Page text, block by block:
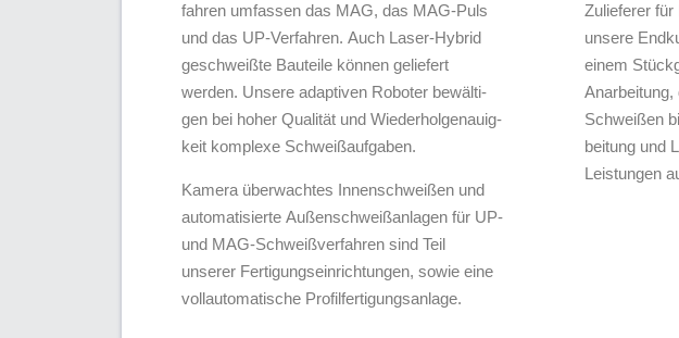
fahren umfassen das MAG, das MAG-Puls
und das UP-Verfahren. Auch Laser-Hybrid
ge­schweiß­te Bauteile können geliefert
werden. Unsere adaptiven Roboter be­wäl­ti­
gen bei hoher Qualität und Wieder­hol­ge­nau­ig­
keit komplexe Schweißaufgaben.
Kamera überwachtes Innenschweißen und
automatisierte Außenschweißanlagen für UP-
und MAG-Schweißverfahren sind Teil
unserer Fertigungseinrichtungen, sowie eine
vollautomatische Profilfertigungsanlage.
Zulieferer
unsere
einem
Schweißen
beitung und
Leistungen